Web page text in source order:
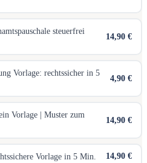
steuerfrei
14,90 €
Vorlage: rechtssicher in 5
4,90 €
Vorlage | Muster zum
14,90 €
Vorlage in 5 Min. 14,90 €